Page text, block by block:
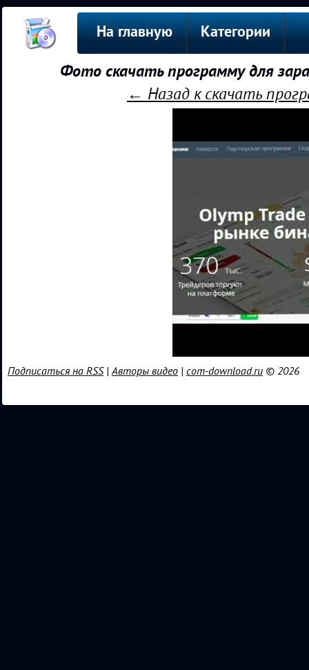
На главную Категории
Фото скачать программу для
← Назад к скачать
Подписаться на RSS|Авторы видео | com-download.ru © 2026